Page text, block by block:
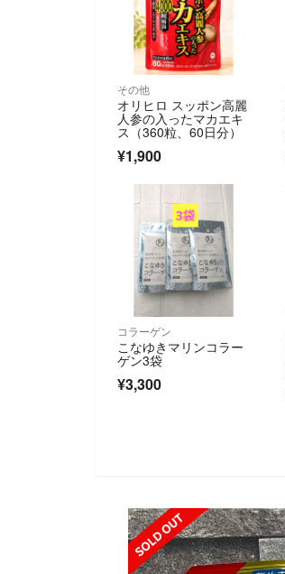
その他
オリヒロ スッポン高麗
人参の入ったマカエキ
ス（360粒、60日分）
¥1,900
コラーゲン
こなゆきマリンコラー
ゲン3袋
¥3,300
SOLD OUT